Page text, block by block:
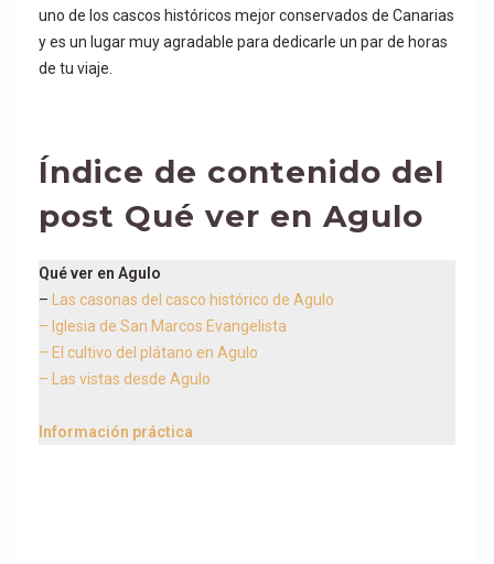
uno de los cascos históricos mejor conservados de Canarias
y es un lugar muy agradable para dedicarle un par de horas
de tu viaje.
Índice de contenido del
post Qué ver en Agulo
Qué ver en Agulo
–
Las casonas del casco histórico de Agulo
– Iglesia de San Marcos Evangelista
– El cultivo del plátano en Agulo
– Las vistas desde Agulo
Información práctica